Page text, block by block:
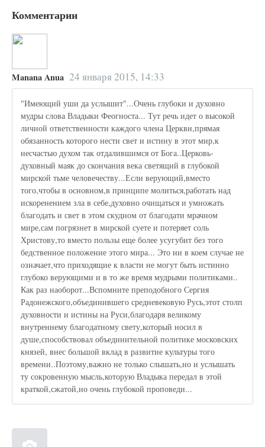
Комментарии
Manana Anua 24 января 2015, 14:33
"Имеющий уши да услышит"...Очень глубоки и духовно
мудры слова Владыки Феогноста... Тут речь идет о высокой
личной ответственности каждого члена Церкви,прямая
обязанность которого нести свет и истину в этот мир,к
несчастью духом так отдалившимся от Бога..Церковь-
духовный маяк до скончания века светящий в глубокой
мирской тьме человечеству...Если верующий,вместо
того,чтобы в основном,в принципе молиться,работать над
искоренением зла в себе,духовно очищаться и умножать
благодать и свет в этом скудном от благодати мрачном
мире,сам погрязнет в мирской суете и потеряет соль
Христову,то вместо пользы еще более усугубит без того
бедственное положение этого мира... Это ни в коем случае не
означает,что приходящие к власти не могут быть истинно
глубоко верующими и в то же время мудрыми политиками..
Как раз наоборот...Вспомните преподобного Сергия
Радонежского,объединившего средневековую Русь,этот столп
духовности и истины на Руси,благодаря великому
внутреннему благодатному свету,который носил в
душе,способствовал объединительной политике московских
князей, внес большой вклад в развитие культуры того
времени..Поэтому,важно не только слышать,но и услышать
ту сокровенную мысль,которую Владыка передал в этой
краткой,сжатой,но очень глубокой проповеди...